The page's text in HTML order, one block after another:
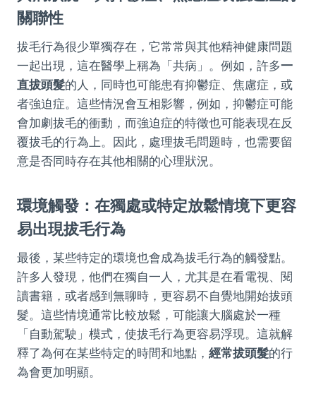
關聯性
拔毛行為很少單獨存在，它常常與其他精神健康問題
一起出現，這在醫學上稱為「共病」。例如，許多一
直拔頭髮的人，同時也可能患有抑鬱症、焦慮症，或
者強迫症。這些情況會互相影響，例如，抑鬱症可能
會加劇拔毛的衝動，而強迫症的特徵也可能表現在反
覆拔毛的行為上。因此，處理拔毛問題時，也需要留
意是否同時存在其他相關的心理狀況。
環境觸發：在獨處或特定放鬆情境下更容
易出現拔毛行為
最後，某些特定的環境也會成為拔毛行為的觸發點。
許多人發現，他們在獨自一人，尤其是在看電視、閱
讀書籍，或者感到無聊時，更容易不自覺地開始拔頭
髮。這些情境通常比較放鬆，可能讓大腦處於一種
「自動駕駛」模式，使拔毛行為更容易浮現。這就解
釋了為何在某些特定的時間和地點， 經常拔頭髮的行
為會更加明顯。